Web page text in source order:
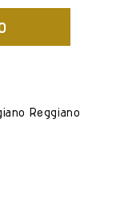
Reggiano